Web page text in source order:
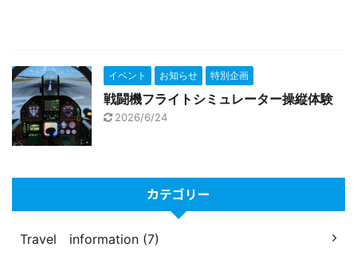
イベント お知らせ 特別企画
戦闘機フライトシミュレーター操縦体験
2026/6/24
カテゴリー
Travel information (7)